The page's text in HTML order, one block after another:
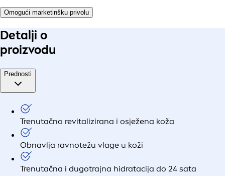
Omogući marketinšku privolu
Detalji o
proizvodu
Prednosti
Trenutačno revitalizirana i osježena koža
Obnavlja ravnotežu vlage u koži
Trenutačna i dugotrajna hidratacija do 24 sata